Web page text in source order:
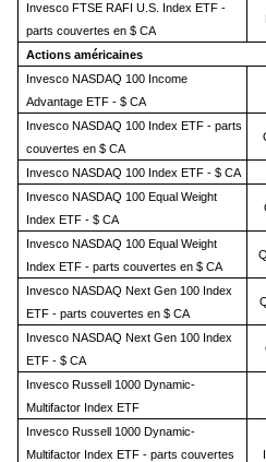
Invesco FTSE RAFI U.S. Index ETF -
parts couvertes en $ CA
Actions américaines
Invesco NASDAQ 100 Income
Advantage ETF - $ CA
Invesco NASDAQ 100 Index ETF - parts
couvertes en $ CA
Invesco NASDAQ 100 Index ETF - $ CA
Invesco NASDAQ 100 Equal Weight
Index ETF - $ CA
Invesco NASDAQ 100 Equal Weight
Index ETF - parts couvertes en $ CA
Invesco NASDAQ Next Gen 100 Index
ETF - parts couvertes en $ CA
Invesco NASDAQ Next Gen 100 Index
ETF - $ CA
Invesco Russell 1000 Dynamic-
Multifactor Index ETF
Invesco Russell 1000 Dynamic-
Multifactor Index ETF - parts couvertes